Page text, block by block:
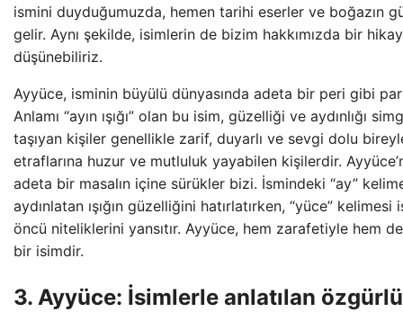
ismini duyduğumuzda, hemen tarihi eserler ve boğazın
gelir. Aynı şekilde, isimlerin de bizim hakkımızda bir
düşünebiliriz.
Ayyüce, isminin büyülü dünyasında adeta bir peri gibi
Anlamı “ayın ışığı” olan bu isim, güzelliği ve aydınlığı
taşıyan kişiler genellikle zarif, duyarlı ve sevgi dolu
etraflarına huzur ve mutluluk yayabilen kişilerdir.
adeta bir masalın içine sürükler bizi. İsmindeki “ay”
aydınlatan ışığın güzelliğini hatırlatırken, “yüce”
öncü niteliklerini yansıtır. Ayyüce, hem zarafetiyle hem
bir isimdir.
3. Ayyüce: İsimlerle anlatılan